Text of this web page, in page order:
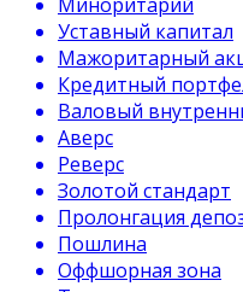
Уставный капитал
Мажоритарный
Кредитный
Валовый
Аверс
Реверс
Золотой стандарт
Пролонгация
Пошлина
Оффшорная зона